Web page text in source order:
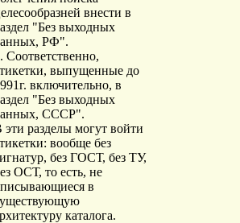
внести в
"Без выходных
РФ".
Соответственно,
выпущенные до
включительно, в
"Без выходных
СССР".
эти разделы могут войти
вообще без
без ГОСТ, без ТУ,
ОСТ, то есть, не
в
каталога.